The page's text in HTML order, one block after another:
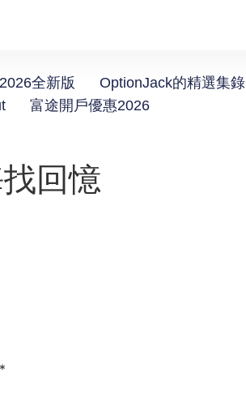
全新版 OptionJack的精選集錄
富途開戶優惠2026
回憶
*